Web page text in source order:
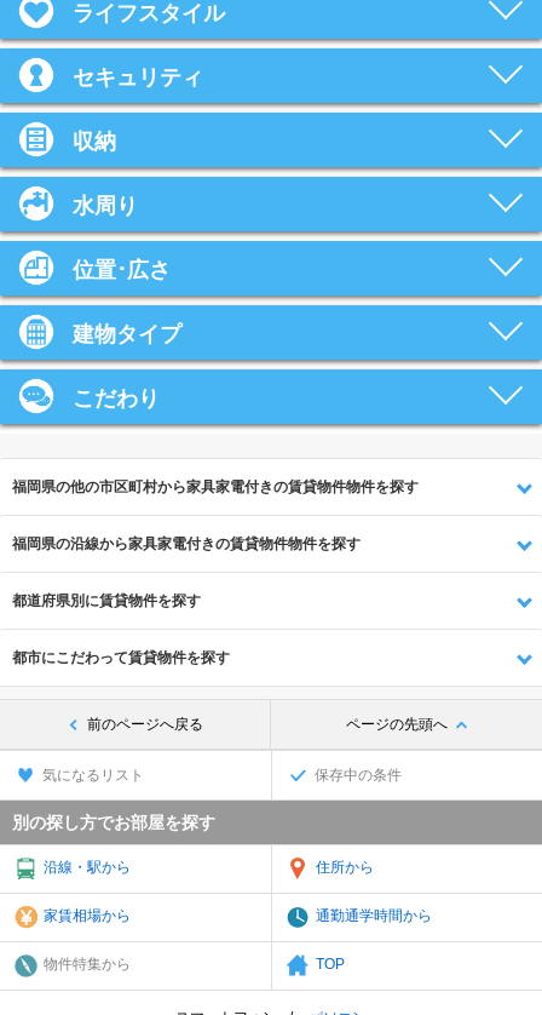
ライフスタイル
セキュリティ
収納
水周り
位置･広さ
建物タイプ
こだわり
福岡県の他の市区町村から家具家電付きの賃貸物件物件を探す
福岡県の沿線から家具家電付きの賃貸物件物件を探す
都道府県別に賃貸物件を探す
都市にこだわって賃貸物件を探す
前のページへ戻る ページの先頭へ
気になるリスト 保存中の条件
別の探し方でお部屋を探す
沿線・駅から 住所から
家賃相場から 通勤通学時間から
物件特集から TOP